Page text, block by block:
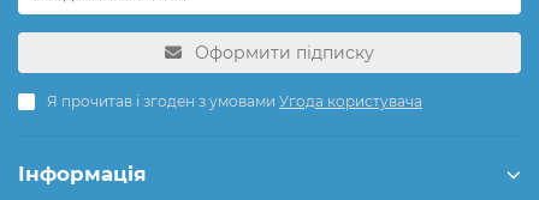
Оформити підписку
Я прочитав і згоден з умовами Угода користувача
Інформація